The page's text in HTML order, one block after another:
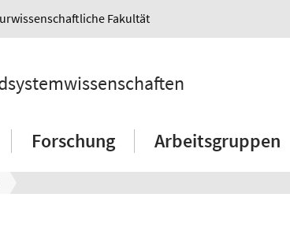
Fakultät
Forschung Arbeitsgruppen